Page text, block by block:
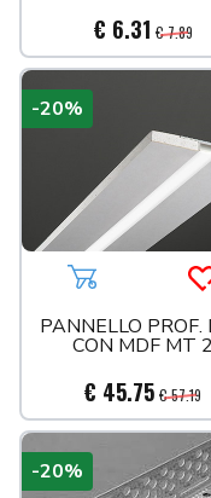
€ 6.31 € 7.89
Aggiungi al
PANNELLO PROF.
CON MDF MT 2
€ 45.75 € 57.19
-20%
-20%